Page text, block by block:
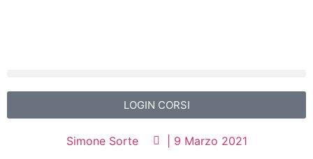
LOGIN CORSI
Simone Sorte 9 Marzo 2021